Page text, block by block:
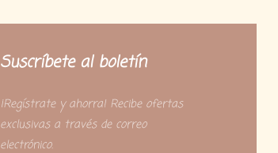
Suscríbete al boletín
¡Regístrate y ahorra! Recibe ofertas
exclusivas a través de correo
electrónico.